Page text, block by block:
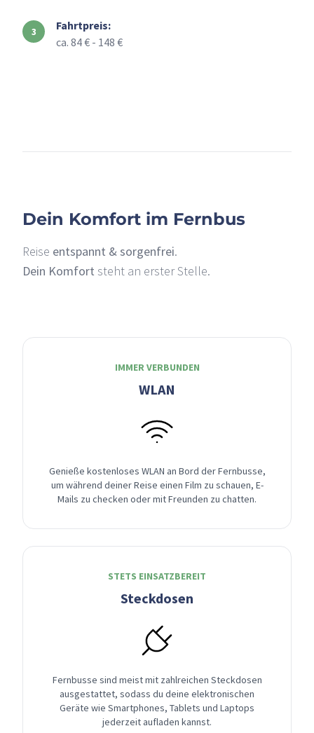
Fahrtpreis:
ca. 84 € - 148 €
Dein Komfort im Fernbus
Reise entspannt & sorgenfrei.
Dein Komfort steht an erster Stelle.
IMMER VERBUNDEN
WLAN
Genieße kostenloses WLAN an Bord der Fernbusse,
um während deiner Reise einen Film zu schauen, E-
Mails zu checken oder mit Freunden zu chatten.
STETS EINSATZBEREIT
Steckdosen
Fernbusse sind meist mit zahlreichen Steckdosen
ausgestattet, sodass du deine elektronischen
Geräte wie Smartphones, Tablets und Laptops
jederzeit aufladen kannst.